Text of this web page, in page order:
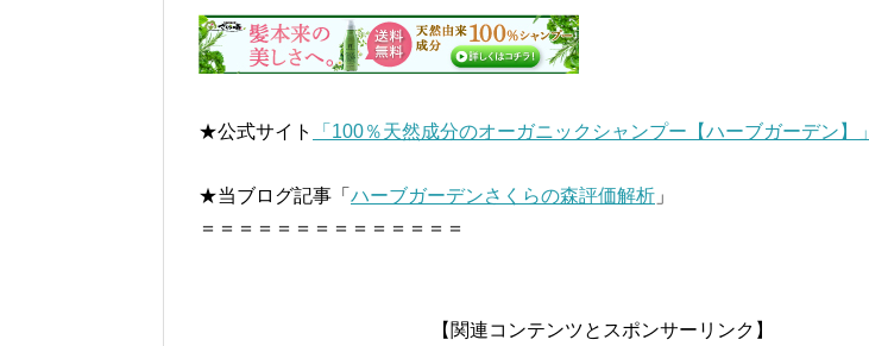
★公式サイト 「100％天然成分のオーガニックシャンプー【ハーブガーデン】」
★当ブログ記事「 ハーブガーデンさくらの森評価解析 」
＝＝＝＝＝＝＝＝＝＝＝＝＝＝
【関連コンテンツとスポンサーリンク】